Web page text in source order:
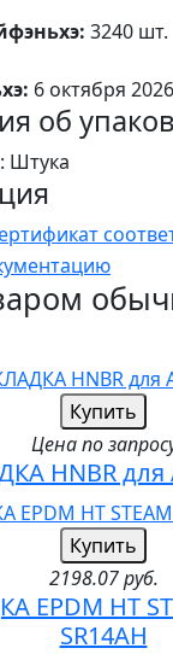
3240 шт.
6 октября
об
Штука
Купить
Цена по
HNBR для
Купить
2198.07 руб.
EPDM HT
SR14AH